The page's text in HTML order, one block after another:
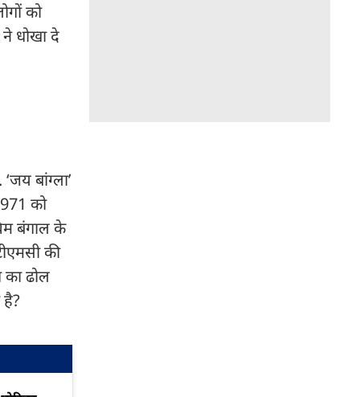
को
धोखा दे
बांग्ला’
को
बंगाल के
की
का ढोल